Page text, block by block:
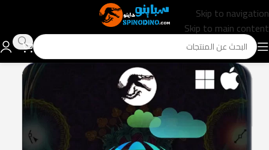
Skip to navigation
Skip to main content